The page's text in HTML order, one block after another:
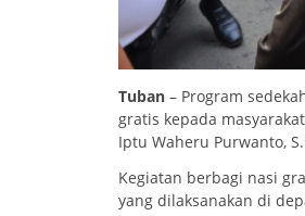
Tuban – Program
gratis kepada
Iptu Waheru Purwanto,
Kegiatan berbagi nasi
yang dilaksanakan di